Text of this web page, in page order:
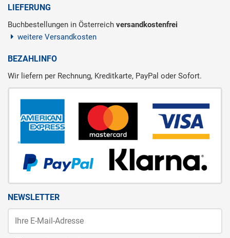
LIEFERUNG
Buchbestellungen in Österreich versandkostenfrei
weitere Versandkosten
BEZAHLINFO
Wir liefern per Rechnung, Kreditkarte, PayPal oder Sofort.
NEWSLETTER